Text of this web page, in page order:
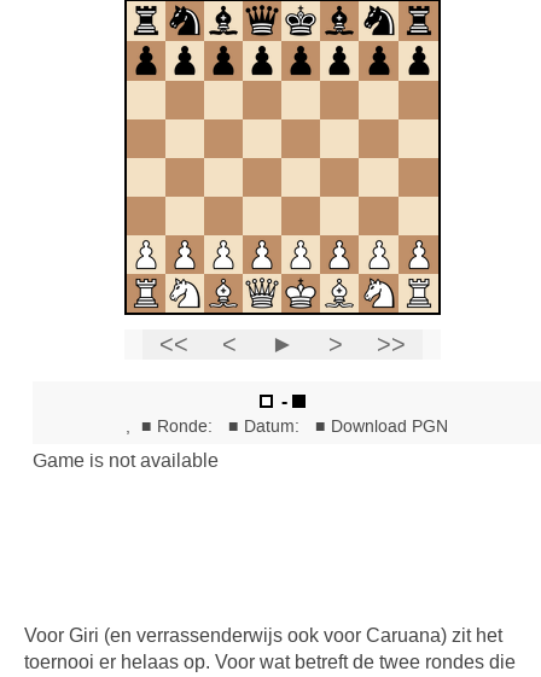
Voor Giri (en verrassenderwijs ook voor Caruana) zit het
toernooi er helaas op. Voor wat betreft de twee rondes die